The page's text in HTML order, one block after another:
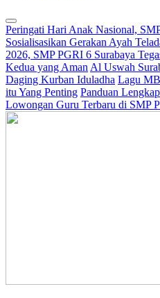
Peringati Hari Anak Nasional,
Sosialisasikan Gerakan Ayah
2026, SMP PGRI 6 Surabaya
Kedua yang Aman Al Uswah
Daging Kurban Iduladha Lagu
itu Yang Penting Panduan
Lowongan Guru Terbaru di SMP